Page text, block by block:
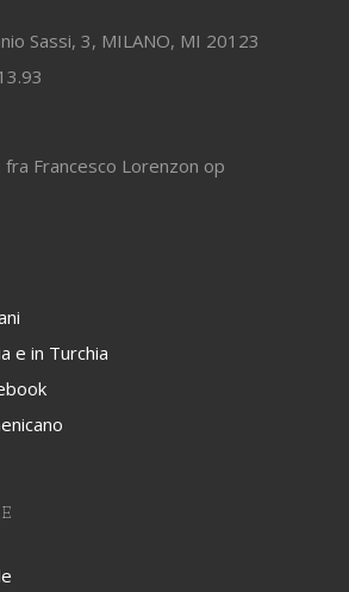
Sassi, 3, MILANO, MI 20123
Francesco Lorenzon op
e in Turchia